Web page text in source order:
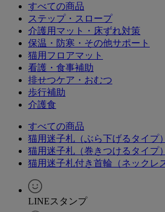
すべての商品
ステップ・スロープ
介護用マット・床ずれ対策
保温・防寒・その他サポート
猫用フロアマット
看護・食事補助
排せつケア・おむつ
歩行補助
介護食
すべての商品
猫用迷子札（ぶら下げるタイプ）
猫用迷子札（巻きつけるタイプ）
猫用迷子札付き首輪（ネックレ
LINEスタンプ